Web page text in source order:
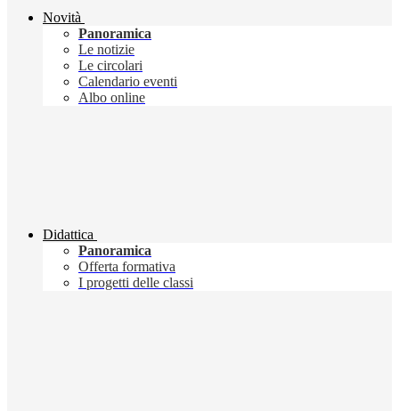
Novità
Panoramica
Le notizie
Le circolari
Calendario eventi
Albo online
Didattica
Panoramica
Offerta formativa
I progetti delle classi